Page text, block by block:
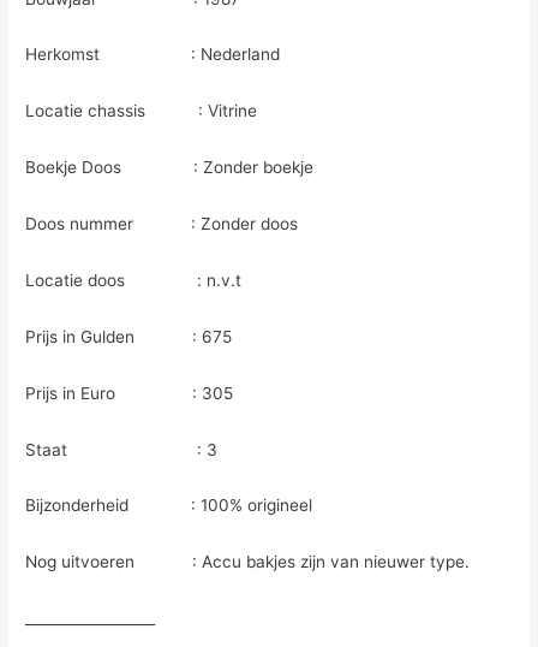
Herkomst : Nederland
Locatie chassis : Vitrine
Boekje Doos : Zonder boekje
Doos nummer : Zonder doos
Locatie doos : n.v.t
Prijs in Gulden : 675
Prijs in Euro : 305
Staat : 3
Bijzonderheid : 100% origineel
Nog uitvoeren : Accu bakjes zijn van nieuwer type.